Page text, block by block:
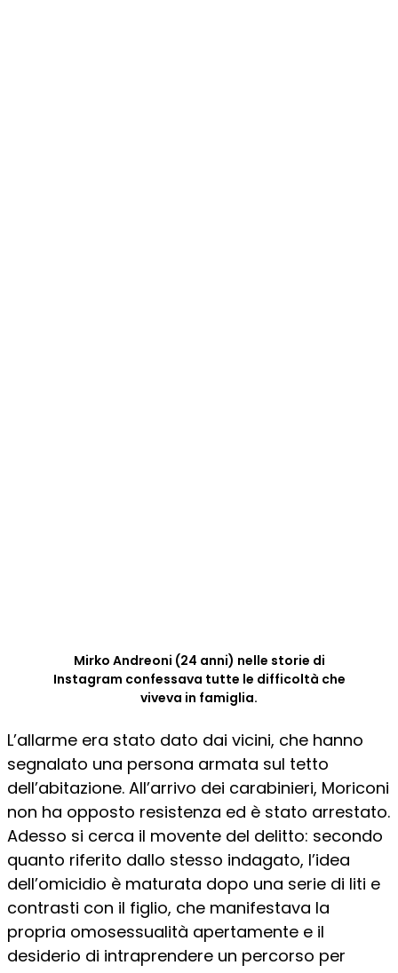
Mirko Andreoni (24 anni) nelle storie di
Instagram confessava tutte le difficoltà che
viveva in famiglia.
L’allarme era stato dato dai vicini, che hanno
segnalato una persona armata sul tetto
dell’abitazione. All’arrivo dei carabinieri, Moriconi
non ha opposto resistenza ed è stato arrestato.
Adesso si cerca il movente del delitto: secondo
quanto riferito dallo stesso indagato, l’idea
dell’omicidio è maturata dopo una serie di liti e
contrasti con il figlio, che manifestava la
propria omosessualità apertamente e il
desiderio di intraprendere un percorso per